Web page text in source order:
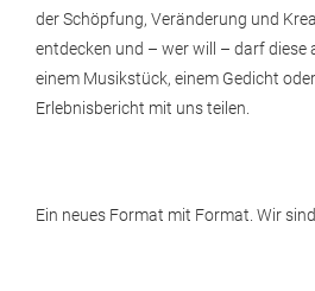
der Schöpfung, Veränderung und
entdecken und – wer will – darf diese
einem Musikstück, einem Gedicht
Erlebnisbericht mit uns teilen.
Ein neues Format mit Format. Wir